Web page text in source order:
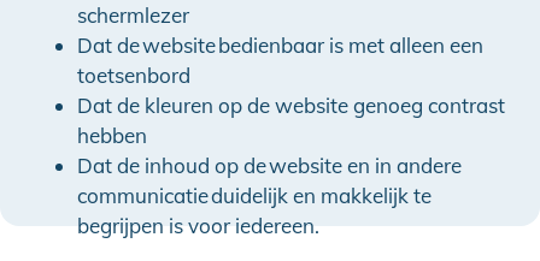
schermlezer
Dat de website bedienbaar is met alleen een
toetsenbord
Dat de kleuren op de website genoeg contrast
hebben
Dat de inhoud op de website en in andere
communicatie duidelijk en makkelijk te
begrijpen is voor iedereen.